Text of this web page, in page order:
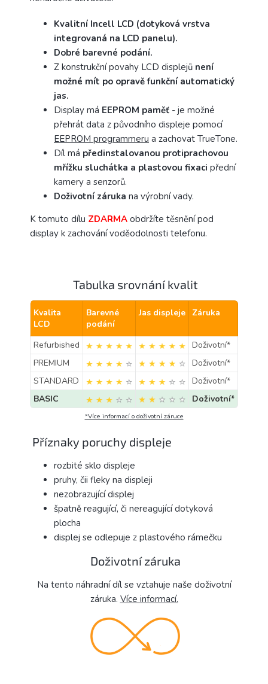
Kvalitní Incell LCD (dotyková vrstva
integrovaná na LCD panelu).
Dobré barevné podání.
Z konstrukční povahy LCD displejů není
možné mít po opravě funkční automatický
jas.
Display má EEPROM paměť - je možné
přehrát data z původního displeje pomocí
EEPROM programmeru a zachovat TrueTone.
Díl má předinstalovanou protiprachovou
mřížku sluchátka a plastovou fixaci přední
kamery a senzorů.
Doživotní záruka na výrobní vady.
K tomuto dílu ZDARMA obdržíte těsnění pod
display k zachování voděodolnosti telefonu.
Tabulka srovnání kvalit
Kvalita
LCD
Barevné
podání
Jas displeje Záruka
Refurbished
Doživotní*
PREMIUM
Doživotní*
STANDARD
Doživotní*
BASIC
Doživotní*
*Více informací o doživotní záruce
Příznaky poruchy displeje
rozbité sklo displeje
pruhy, čii fleky na displeji
nezobrazující displej
špatně reagující, či nereagující dotyková
plocha
displej se odlepuje z plastového rámečku
Doživotní záruka
Na tento náhradní díl se vztahuje naše doživotní
záruka. Více informací.